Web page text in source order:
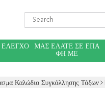
ΈΛΕΓΧΟ
ΜΑΣ ΕΛΆΤΕ ΣΕ ΕΠΑ
ΦΉ ΜΕ
Καλώδιο Συγκόλλησης Τόξων